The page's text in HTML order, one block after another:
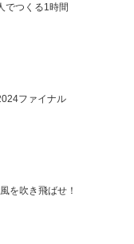
つくる1時間
ファイナル
を吹き飛ばせ！